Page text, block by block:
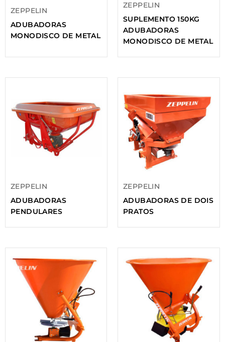
ZEPPELIN
ADUBADORAS
MONODISCO DE METAL
ZEPPELIN
SUPLEMENTO 150KG
ADUBADORAS
MONODISCO DE METAL
ZEPPELIN
ADUBADORAS
PENDULARES
ZEPPELIN
ADUBADORAS DE DOIS
PRATOS